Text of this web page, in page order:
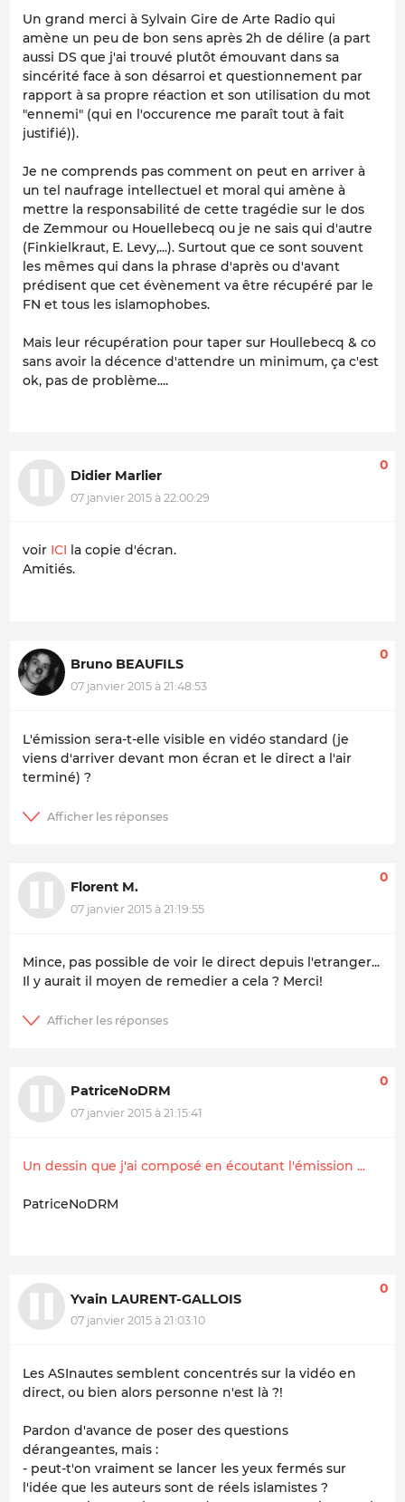
Un grand merci à Sylvain Gire de Arte Radio qui
amène un peu de bon sens après 2h de délire (a part
aussi DS que j'ai trouvé plutôt émouvant dans sa
sincérité face à son désarroi et questionnement par
rapport à sa propre réaction et son utilisation du mot
"ennemi" (qui en l'occurence me paraît tout à fait
justifié)).
Je ne comprends pas comment on peut en arriver à
un tel naufrage intellectuel et moral qui amène à
mettre la responsabilité de cette tragédie sur le dos
de Zemmour ou Houellebecq ou je ne sais qui d'autre
(Finkielkraut, E. Levy,...). Surtout que ce sont souvent
les mêmes qui dans la phrase d'après ou d'avant
prédisent que cet évènement va être récupéré par le
FN et tous les islamophobes.
Mais leur récupération pour taper sur Houllebecq & co
sans avoir la décence d'attendre un minimum, ça c'est
ok, pas de problème....
Didier Marlier
07 janvier 2015 à 22:00:29
0
voir ICI la copie d'écran.
Amitiés.
Bruno BEAUFILS
07 janvier 2015 à 21:48:53
0
L'émission sera-t-elle visible en vidéo standard (je
viens d'arriver devant mon écran et le direct a l'air
terminé) ?
Florent M.
07 janvier 2015 à 21:19:55
0
Mince, pas possible de voir le direct depuis l'etranger...
Il y aurait il moyen de remedier a cela ? Merci!
PatriceNoDRM
07 janvier 2015 à 21:15:41
0
Un dessin que j'ai composé en écoutant l'émission ...
PatriceNoDRM
Yvain LAURENT-GALLOIS
07 janvier 2015 à 21:03:10
0
Les ASInautes semblent concentrés sur la vidéo en
direct, ou bien alors personne n'est là ?!
Pardon d'avance de poser des questions
dérangeantes, mais :
- peut-t'on vraiment se lancer les yeux fermés sur
l'idée que les auteurs sont de réels islamistes ?